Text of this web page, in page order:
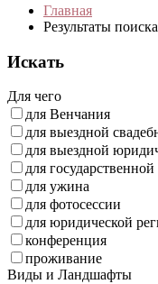
Главная
Результаты
Искать
Для чего
для Венчания
для выездной
для выездной
для
для ужина
для фотосессии
для юридической
конференция
проживание
Виды и Ландшафты